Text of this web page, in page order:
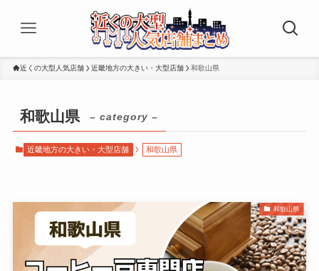
近くの大型人気店舗 近畿地方の大きい・大型店舗 和歌山県
和歌山県 – category –
近畿地方の大きい・大型店舗 和歌山県
和歌山県